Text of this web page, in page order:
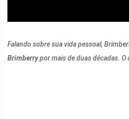
Falando sobre sua vida pessoal,
Brimberrypor mais de duas décadas. O